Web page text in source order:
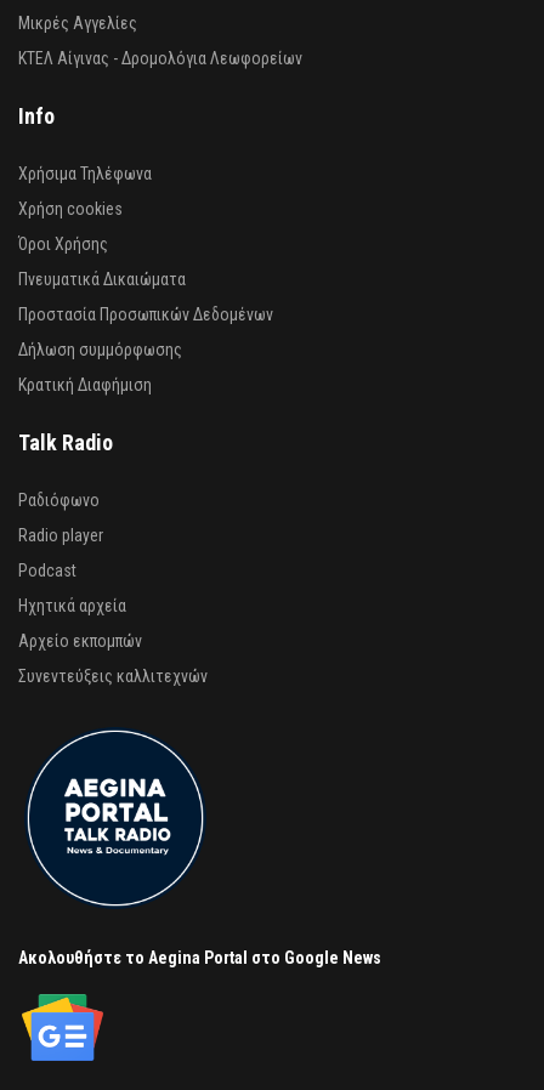
Μικρές Αγγελίες
ΚΤΕΛ Αίγινας - Δρομολόγια Λεωφορείων
Info
Χρήσιμα Τηλέφωνα
Χρήση cookies
Όροι Χρήσης
Πνευματικά Δικαιώματα
Προστασία Προσωπικών Δεδομένων
Δήλωση συμμόρφωσης
Κρατική Διαφήμιση
Talk Radio
Ραδιόφωνο
Radio player
Podcast
Ηχητικά αρχεία
Αρχείο εκπομπών
Συνεντεύξεις καλλιτεχνών
Ακολουθήστε το Aegina Portal στο Google News